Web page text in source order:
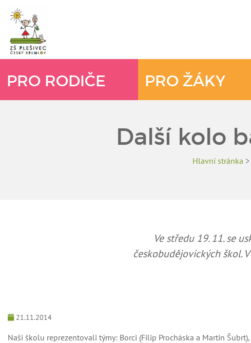
PRO RODIČE PRO ŽÁKY
Další kolo
Hlavní stránka >
Ve středu 19. 11. se
českobudějovických škol.
21.11.2014
Naši školu reprezentovali týmy: Borci (Filip Procháska a Martin